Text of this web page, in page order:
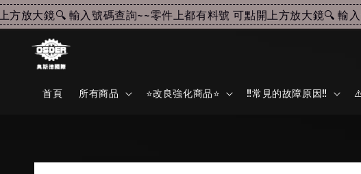
放大鏡🔍 輸入號碼查詢~~零件上都有料號 可點開上方放大鏡🔍 輸入
首頁 所有商品 ⭐改良強化商品⭐ ‼️常見的故障原因‼️